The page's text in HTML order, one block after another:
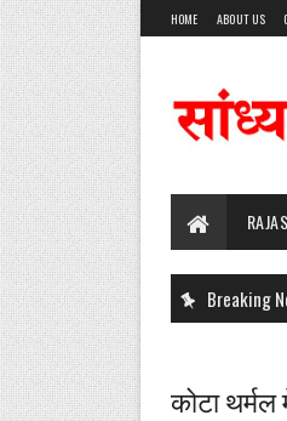
HOME ABOUT US
Breaking
कोटा